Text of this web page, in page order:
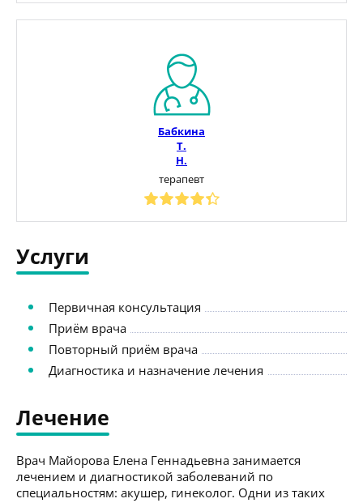
Бабкина
Т.
Н.
терапевт
Услуги
Первичная консультация
Приём врача
Повторный приём врача
Диагностика и назначение лечения
Лечение
Врач Майорова Елена Геннадьевна занимается
лечением и диагностикой заболеваний по
специальностям: акушер, гинеколог. Одни из таких